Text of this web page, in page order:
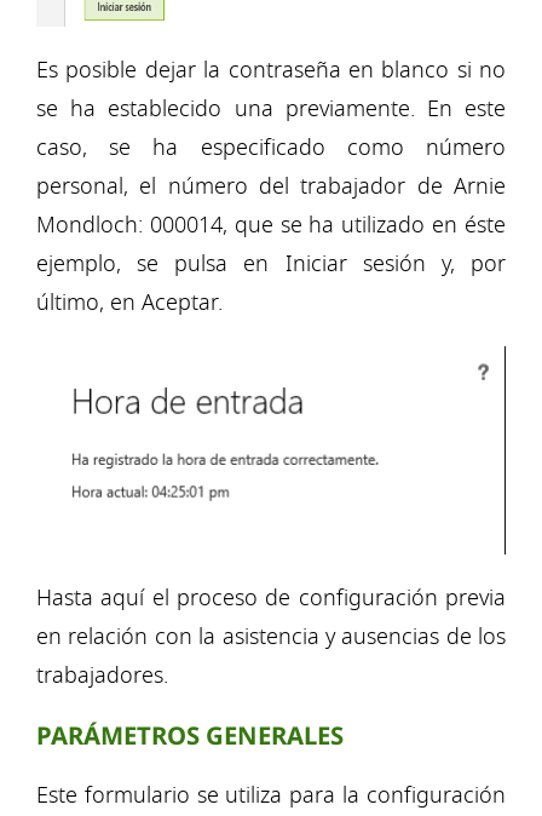
Es posible dejar la contraseña en blanco si no
se ha establecido una previamente. En este
caso, se ha especificado como número
personal, el número del trabajador de Arnie
Mondloch: 000014, que se ha utilizado en éste
ejemplo, se pulsa en Iniciar sesión y, por
último, en Aceptar.
Hasta aquí el proceso de configuración previa
en relación con la asistencia y ausencias de los
trabajadores.
PARÁMETROS GENERALES
Este formulario se utiliza para la configuración